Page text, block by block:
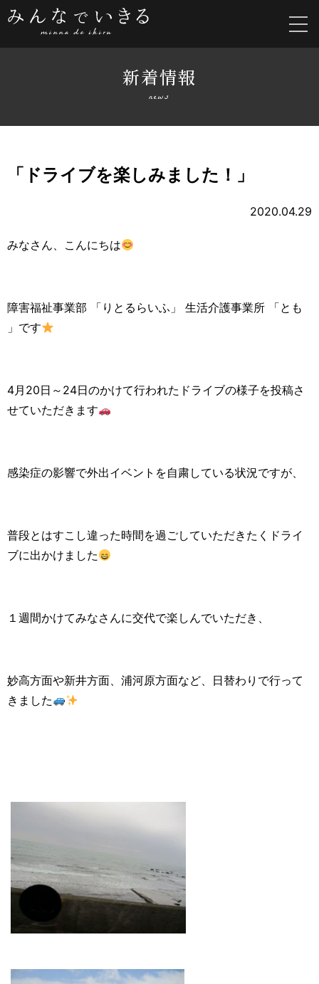
新着情報
news
「ドライブを楽しみました！」
2020.04.29
みなさん、こんにちは
障害福祉事業部 「りとるらいふ」 生活介護事業所 「とも
」です
4月20日～24日のかけて行われたドライブの様子を投稿さ
せていただきます
感染症の影響で外出イベントを自粛している状況ですが、
普段とはすこし違った時間を過ごしていただきたくドライ
ブに出かけました
１週間かけてみなさんに交代で楽しんでいただき、
妙高方面や新井方面、浦河原方面など、日替わりで行って
きました